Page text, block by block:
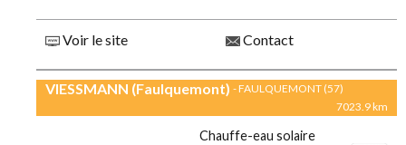
Voir le site Contact
VIESSMANN (Faulquemont) - FAULQUEMONT (57)
7023.9 km
Chauffe-eau solaire